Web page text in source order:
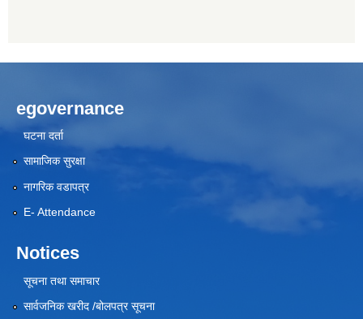
egovernance
घटना दर्ता
सामाजिक सुरक्षा
नागरिक वडापत्र
E- Attendance
Notices
सूचना तथा समाचार
सार्वजनिक खरीद /बोलपत्र सूचना